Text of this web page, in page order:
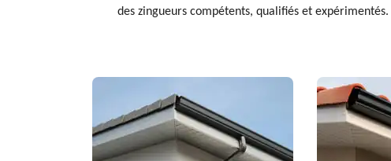
des zingueurs compétents, qualifiés et